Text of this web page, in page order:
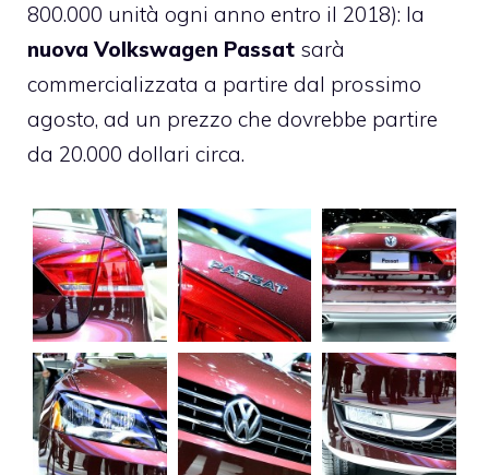
800.000 unità ogni anno entro il 2018): la
nuova Volkswagen Passat sarà
commercializzata a partire dal prossimo
agosto, ad un prezzo che dovrebbe partire
da 20.000 dollari circa.